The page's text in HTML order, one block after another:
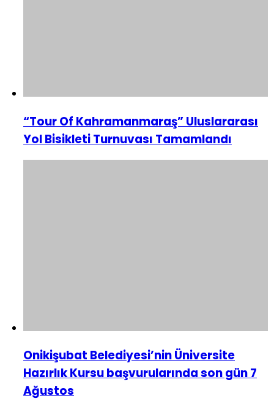
“Tour Of Kahramanmaraş” Uluslararası
Yol Bisikleti Turnuvası Tamamlandı
Onikişubat Belediyesi’nin Üniversite
Hazırlık Kursu başvurularında son gün 7
Ağustos